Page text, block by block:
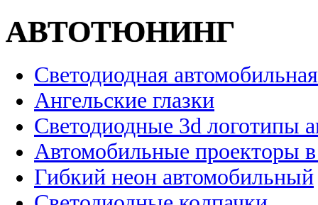
АВТОТЮНИНГ
Светодиодная
Ангельские глазки
Светодиодные 3d логотипы
Автомобильные проекторы
Гибкий неон автомобильный